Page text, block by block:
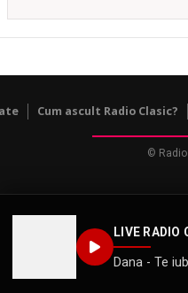
LIVE RADIO
Dana - Te
Cum ascult Radio Clasic?
©